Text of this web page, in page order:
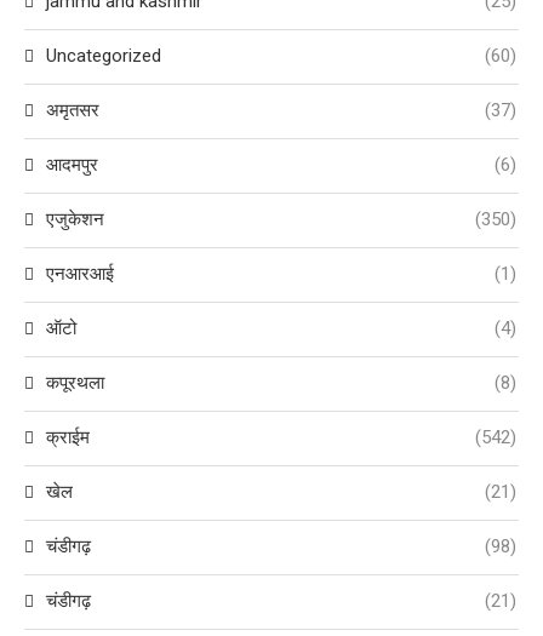
Uncategorized (60)
अमृतसर (37)
आदमपुर (6)
एजुकेशन (350)
एनआरआई (1)
ऑटो (4)
कपूरथला (8)
क्राईम (542)
खेल (21)
चंडीगढ़ (98)
चंडीगढ़ (21)